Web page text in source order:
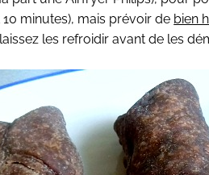
minutes), mais prévoir de bien
les refroidir avant de les